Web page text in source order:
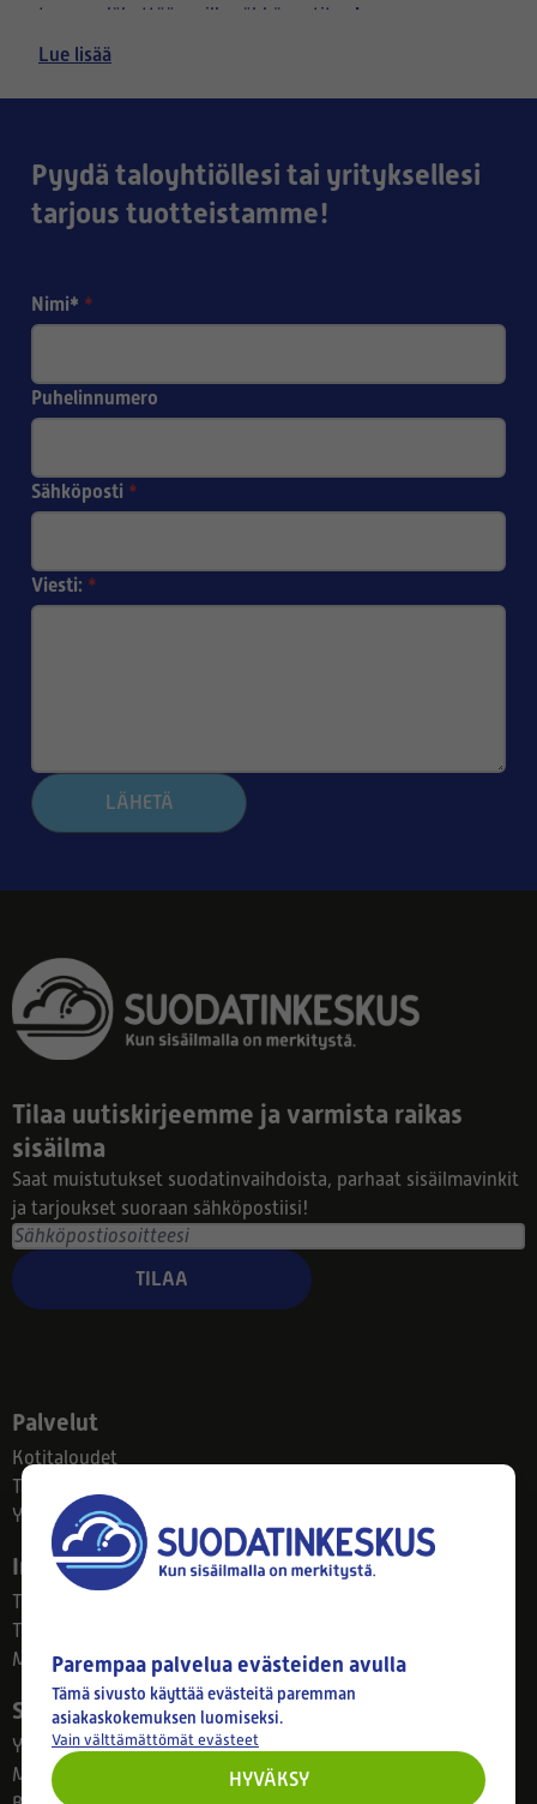
tapa on lähettää meille sähköpostitse kuva
ilmanvaihtolaitteen tyyppikilvestä, sekä halutusta
Lue lisää
Pyydä taloyhtiöllesi tai yrityksellesi
tarjous tuotteistamme!
Nimi* *
Puhelinnumero
Sähköposti *
Viesti: *
LÄHETÄ
Tilaa uutiskirjeemme ja varmista raikas
sisäilma
Saat muistutukset suodatinvaihdoista, parhaat sisäilmavinkit
ja tarjoukset suoraan sähköpostiisi!
TILAA
Palvelut
Kotitaloudet
Taloyhtiöt
Yritykset
Info
Tietosuojaseloste
Toimitus ja palautus
Maksutavat
Suodatinkeskus
Yhteystiedot
Meistä
Parempaa palvelua evästeiden avulla
Tämä sivusto käyttää evästeitä paremman
asiakaskokemuksen luomiseksi.
Vain välttämättömät evästeet
HYVÄKSY